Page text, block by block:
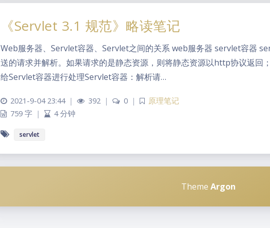
《Servlet 3.1 规范》略读笔记
Web服务器、Servlet容器、Servlet之间的关系 web服务器 servlet容器
送的请求并解析。如果请求的是静态资源，则将静态资源以http协议返回
给Servlet容器进行处理Servlet容器：解析请…
2021-9-04 23:44 | 392 | 0 |
原理笔记
759 字 | 4 分钟
servlet
Theme Argon